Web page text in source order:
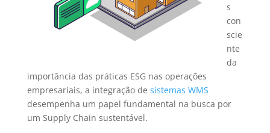
s
con
scie
nte
da
importância das práticas ESG nas operações
empresariais, a integração de sistemas WMS
desempenha um papel fundamental na busca por
um Supply Chain sustentável.